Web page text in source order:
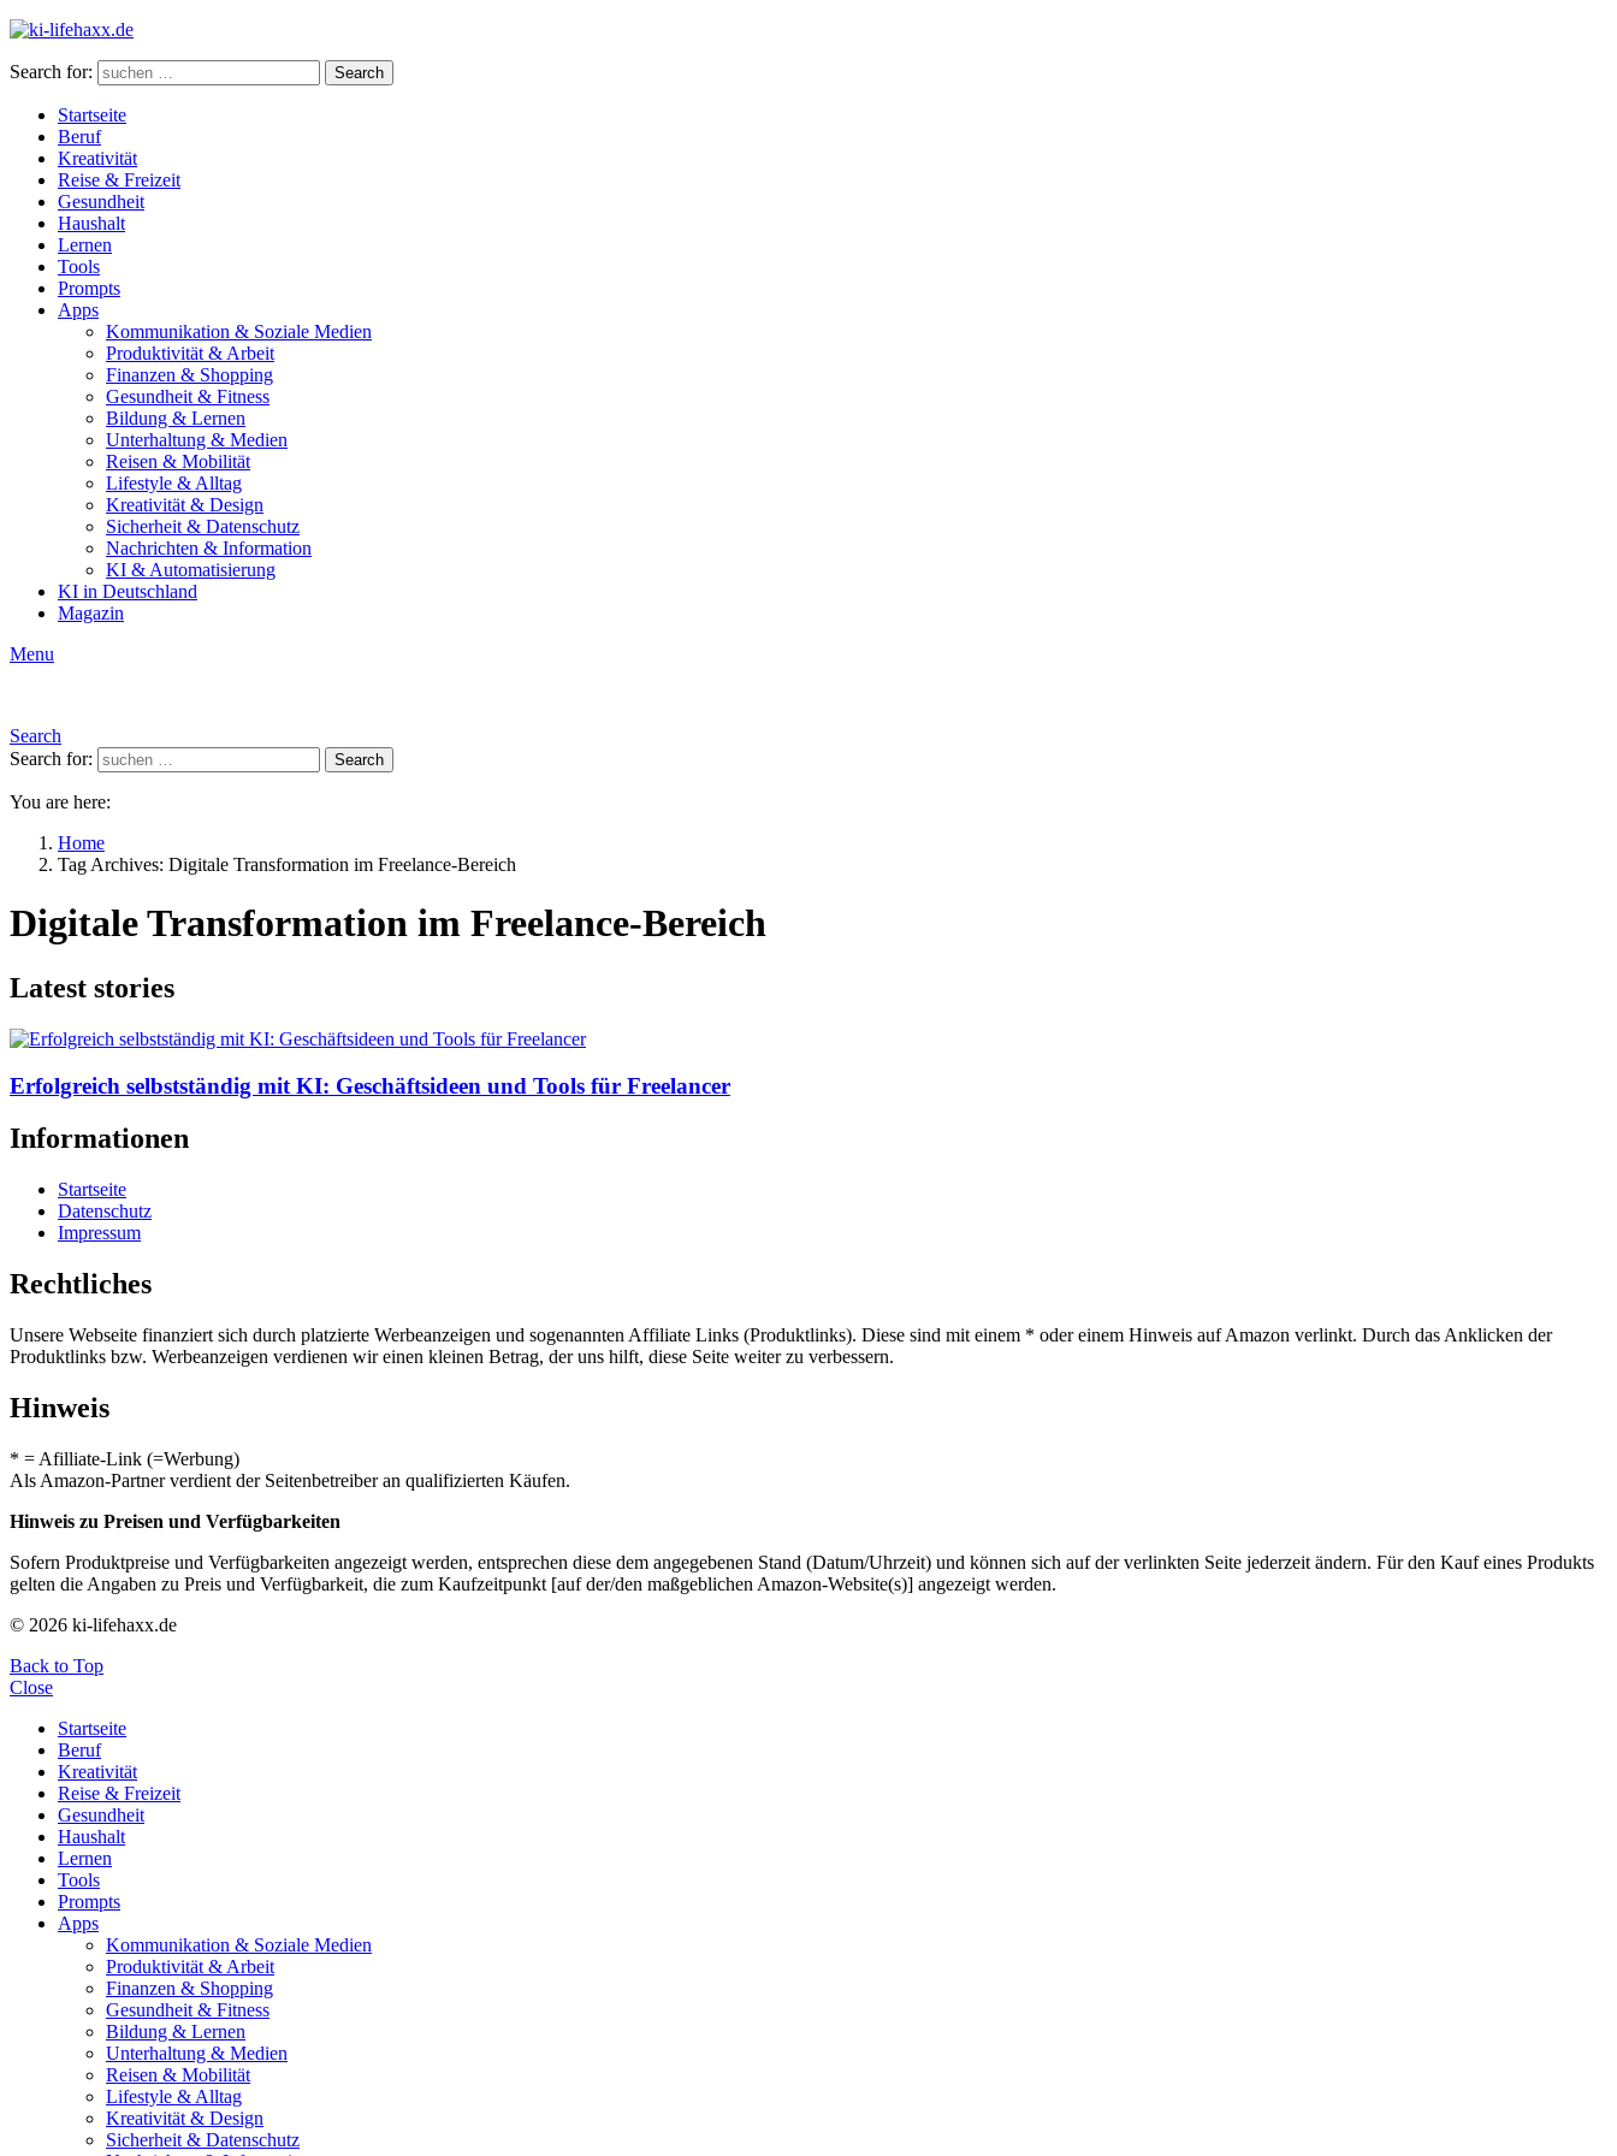
Search for: Search
Startseite
Beruf
Kreativität
Reise & Freizeit
Gesundheit
Haushalt
Lernen
Tools
Prompts
Apps
Kommunikation & Soziale Medien
Produktivität & Arbeit
Finanzen & Shopping
Gesundheit & Fitness
Bildung & Lernen
Unterhaltung & Medien
Reisen & Mobilität
Lifestyle & Alltag
Kreativität & Design
Sicherheit & Datenschutz
Nachrichten & Information
KI & Automatisierung
KI in Deutschland
Magazin
Menu
Search
Search for:
Search
You are here:
Home
Tag Archives: Digitale Transformation im Freelance-Bereich
Digitale Transformation im Freelance-Bereich
Latest stories
Erfolgreich selbstständig mit KI: Geschäftsideen und Tools für Freelancer
Informationen
Startseite
Datenschutz
Impressum
Rechtliches
Unsere Webseite finanziert sich durch platzierte Werbeanzeigen und sogenannten Affiliate Links (Produktlinks). Diese sind mit einem * oder einem Hinweis auf Amazon verlinkt. Durch das Anklicken der
Produktlinks bzw. Werbeanzeigen verdienen wir einen kleinen Betrag, der uns hilft, diese Seite weiter zu verbessern.
Hinweis
* = Afilliate-Link (=Werbung)
Als Amazon-Partner verdient der Seitenbetreiber an qualifizierten Käufen.
Hinweis zu Preisen und Verfügbarkeiten
Sofern Produktpreise und Verfügbarkeiten angezeigt werden, entsprechen diese dem angegebenen Stand (Datum/Uhrzeit) und können sich auf der verlinkten Seite jederzeit ändern. Für den Kauf eines Produkts
gelten die Angaben zu Preis und Verfügbarkeit, die zum Kaufzeitpunkt [auf der/den maßgeblichen Amazon-Website(s)] angezeigt werden.
© 2026 ki-lifehaxx.de
Back to Top
Close
Startseite
Beruf
Kreativität
Reise & Freizeit
Gesundheit
Haushalt
Lernen
Tools
Prompts
Apps
Kommunikation & Soziale Medien
Produktivität & Arbeit
Finanzen & Shopping
Gesundheit & Fitness
Bildung & Lernen
Unterhaltung & Medien
Reisen & Mobilität
Lifestyle & Alltag
Kreativität & Design
Sicherheit & Datenschutz